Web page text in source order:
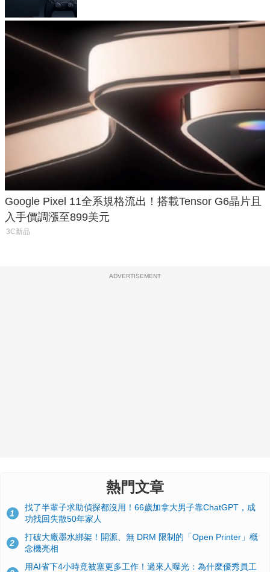
Google Pixel 11全系規格流出！搭載Tensor G6晶片且
入手價調漲至899美元
3C新品
ADVERTISEMENT
熱門文章
1
找了半輩子求助偵探都沒用！66歲加拿大男子靠ChatGPT，成
功找回失散50年家人
2
打破大廠墨水綁架！開源、無 DRM 限制的「Open Printer」概
念機亮相
用AI省下4小時竟被塞更多工作！過來人曝光：為什麼優秀員工